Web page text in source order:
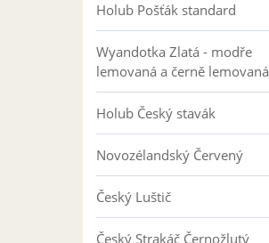
Holub Pošťák standard
Wyandotka Zlatá - modře
lemovaná a černě lemovaná
Holub Český stavák
Novozélandský Červený
Český Luštič
Český Strakáč Černožlutý